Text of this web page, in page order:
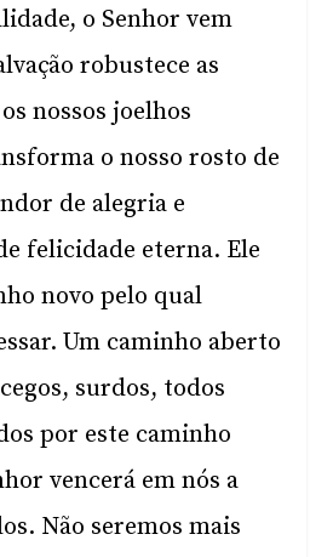
o Senhor vem
robustece as
nossos joelhos
o nosso rosto de
de alegria e
felicidade eterna. Ele
novo pelo qual
Um caminho aberto
surdos, todos
por este caminho
vencerá em nós a
Não seremos mais